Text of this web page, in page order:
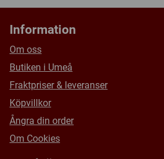
Information
Om oss
Butiken i Umeå
Fraktpriser & leveranser
Köpvillkor
Ångra din order
Om Cookies